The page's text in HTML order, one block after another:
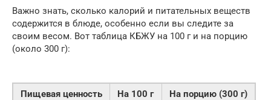
Важно знать, сколько калорий и питательных веществ
содержится в блюде, особенно если вы следите за
своим весом. Вот таблица КБЖУ на 100 г и на порцию
(около 300 г):
Пищевая ценность На 100 г
На порцию (300 г)